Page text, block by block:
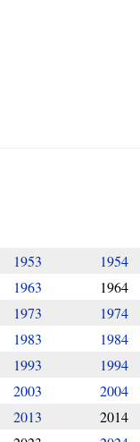
1953
1954
1963
1964
1973
1974
1983
1984
1993
1994
2003
2004
2013
2014